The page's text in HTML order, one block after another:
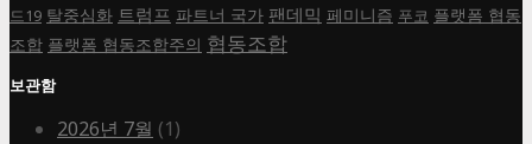
드19 탈중심화 트럼프 파트너 국가 팬데믹 페미니즘 푸코 플랫폼 협동
조합 플랫폼 협동조합주의 협동조합
보관함
2026년 7월 (1)